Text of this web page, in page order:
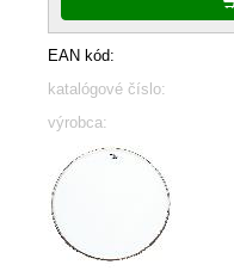
EAN kód:
katalógové číslo:
výrobca: